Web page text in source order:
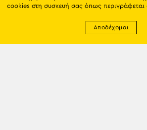
cookies στη συσκευή σας όπως περιγράφεται
Αποδέχομαι